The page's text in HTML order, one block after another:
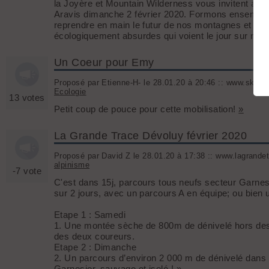
la Joyère et Mountain Wilderness vous invitent au
Aravis dimanche 2 février 2020. Formons
reprendre en main le futur de nos montagnes et
écologiquement absurdes qui voient le jour sur
13 votes
Un Coeur pour Emy
Proposé par Etienne-H- le 28.01.20 à 20:46 ::
Ecologie
Petit coup de pouce pour cette mobilisation! »
-7 vote
La Grande Trace Dévoluy février 2020
Proposé par David Z le 28.01.20 à 17:38 ::
alpinisme
C'est dans 15j, parcours tous neufs secteur
sur 2 jours, avec un parcours A en équipe; ou
Etape 1 : Samedi
1. Une montée sèche de 800m de dénivelé hors
des deux coureurs.
Etape 2 : Dimanche
2. Un parcours d’environ 2 000 m de dénivelé